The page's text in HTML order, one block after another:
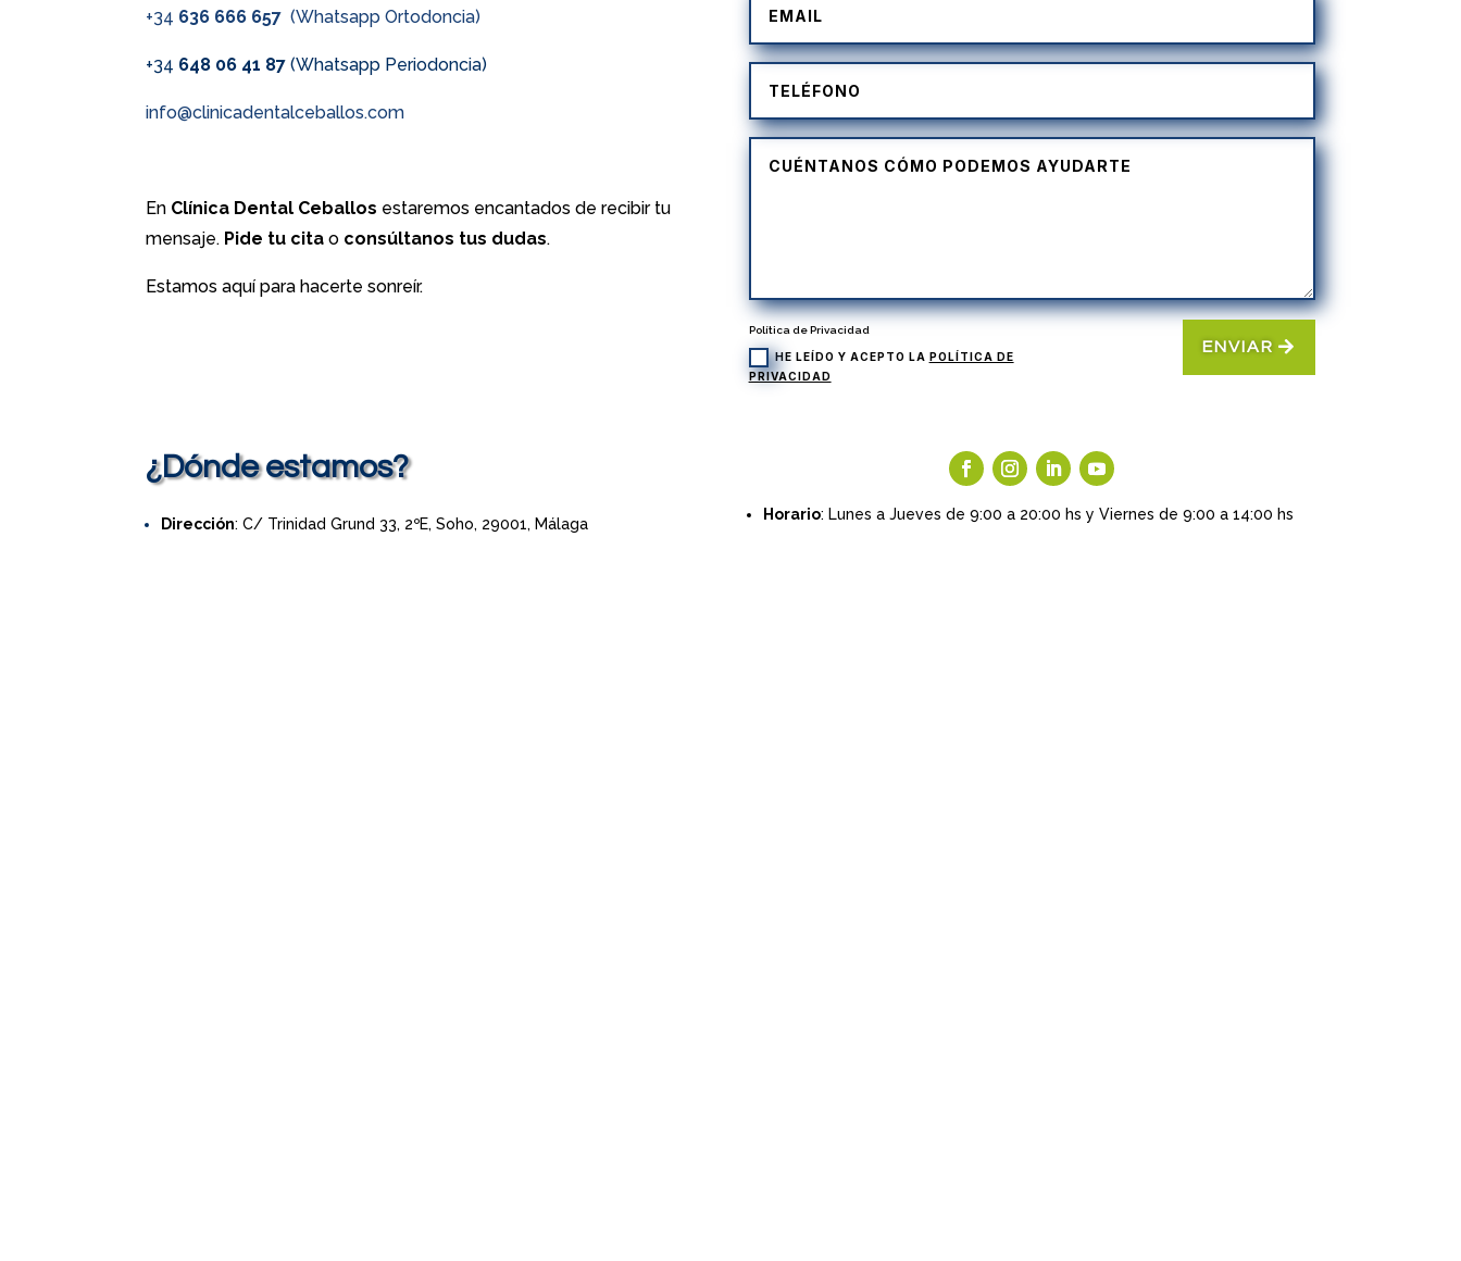
+34 636 666 657(Whatsapp Ortodoncia)
+34 648 06 41 87 (Whatsapp Periodoncia)
info@clinicadentalceballos.com
En Clínica Dental Ceballos estaremos encantados de recibir tu
mensaje. Pide tu cita o consúltanos tus dudas.
Estamos aquí para hacerte sonreír.
Política de Privacidad
HE LEÍDO Y ACEPTO LA POLÍTICA DE
PRIVACIDAD
ENVIAR
¿Dónde estamos?
Dirección: C/ Trinidad Grund 33, 2ºE, Soho, 29001, Málaga
Horario: Lunes a Jueves de 9:00 a 20:00 hs y Viernes de 9:00 a 14:00 hs